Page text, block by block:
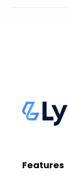
Features